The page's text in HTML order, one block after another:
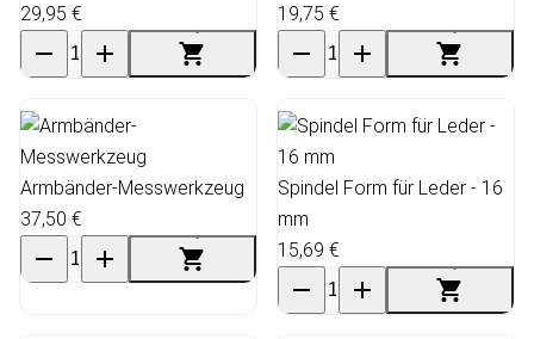
29,95 €
19,75 €
Armbänder-Messwerkzeug
37,50 €
Spindel Form für Leder - 16
mm
15,69 €